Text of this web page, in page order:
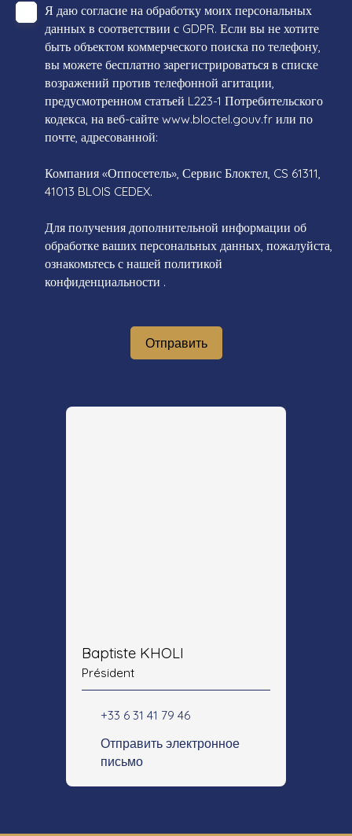
Я даю согласие на обработку моих персональных
данных в соответствии с GDPR. Если вы не хотите
быть объектом коммерческого поиска по телефону,
вы можете бесплатно зарегистрироваться в списке
возражений против телефонной агитации,
предусмотренном статьей L223-1 Потребительского
кодекса, на веб-сайте www.bloctel.gouv.fr или по
почте, адресованной:
Компания «Оппосетель», Сервис Блоктел, CS 61311,
41013 BLOIS CEDEX.
Для получения дополнительной информации об
обработке ваших персональных данных, пожалуйста,
ознакомьтесь с нашей политикой
конфиденциальности .
Отправить
Baptiste KHOLI
Président
+33 6 31 41 79 46
Отправить электронное
письмо